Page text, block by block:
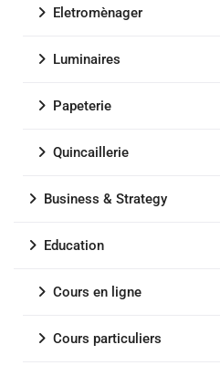
Eletromènager
Luminaires
Papeterie
Quincaillerie
Business & Strategy
Education
Cours en ligne
Cours particuliers